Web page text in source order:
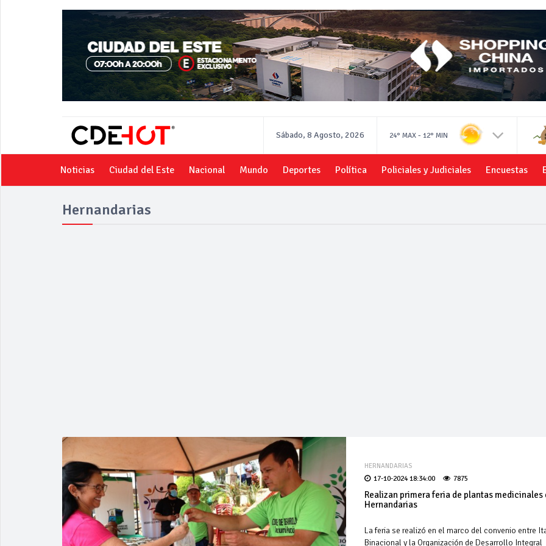
Sábado, 8 Agosto, 2026 24° MAX - 12° MIN
Noticias Ciudad del Este Nacional Mundo Deportes Política Policiales y Judiciales Encuestas
Hernandarias
HERNANDARIAS
17-10-2024 18:34:00 7875
Realizan primera feria de plantas medicinales
Hernandarias
La feria se realizó en el marco del convenio entre
Binacional y la Organización de Desarrollo Integral